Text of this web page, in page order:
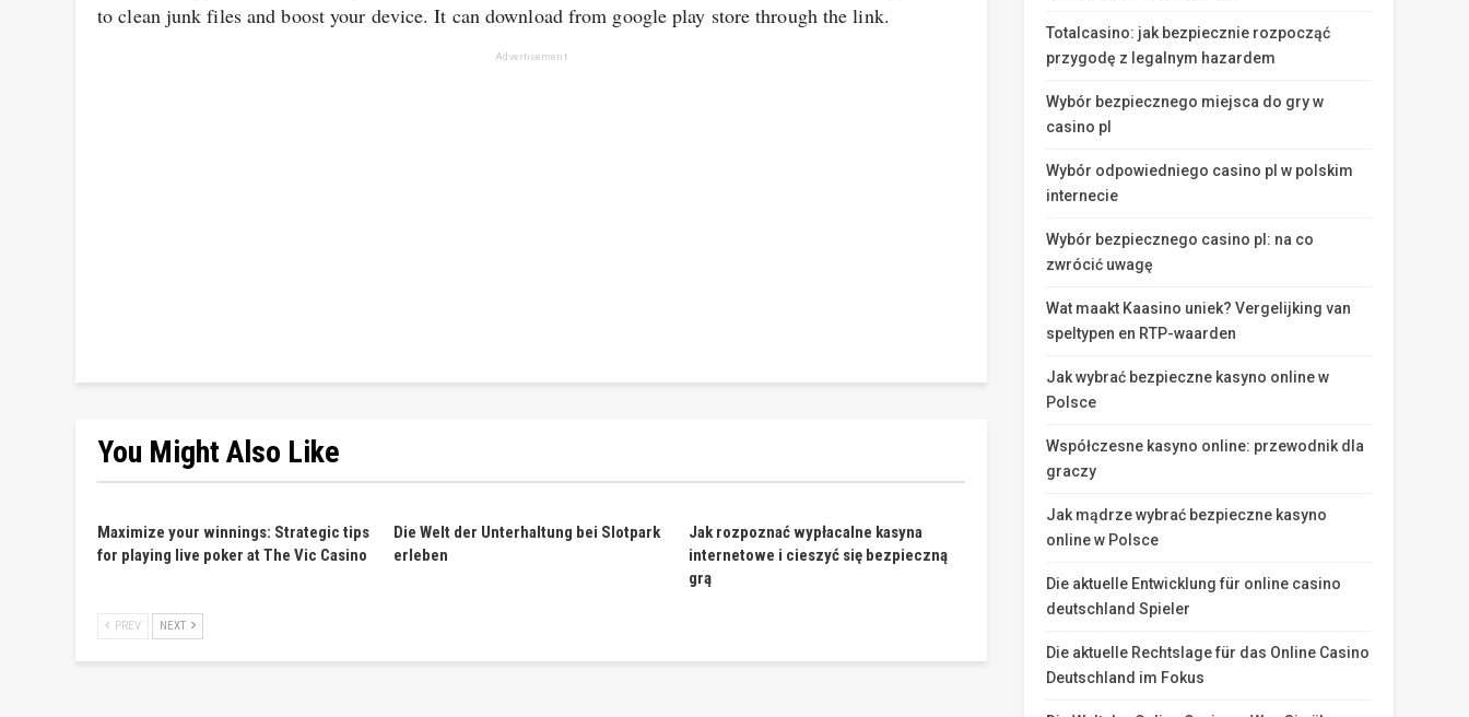
to clean junk files and boost your device. It can download from google play store through the link.
Advertisement
You Might Also Like
Maximize your winnings: Strategic tips
for playing live poker at The Vic Casino
Die Welt der Unterhaltung bei Slotpark
erleben
Jak rozpoznać wypłacalne kasyna
internetowe i cieszyć się bezpieczną
grą
PREV NEXT
Totalcasino: jak bezpiecznie rozpocząć
przygodę z legalnym hazardem
Wybór bezpiecznego miejsca do gry w
casino pl
Wybór odpowiedniego casino pl w polskim
internecie
Wybór bezpiecznego casino pl: na co
zwrócić uwagę
Wat maakt Kaasino uniek? Vergelijking van
speltypen en RTP-waarden
Jak wybrać bezpieczne kasyno online w
Polsce
Współczesne kasyno online: przewodnik dla
graczy
Jak mądrze wybrać bezpieczne kasyno
online w Polsce
Die aktuelle Entwicklung für online casino
deutschland Spieler
Die aktuelle Rechtslage für das Online Casino
Deutschland im Fokus